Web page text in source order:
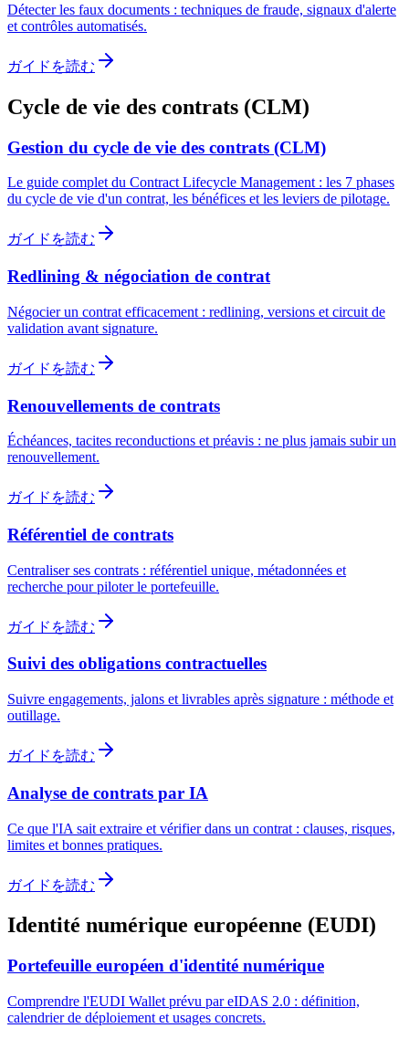
Détecter les faux documents : techniques de fraude, signaux d'alerte
et contrôles automatisés.
ガイドを読む
Cycle de vie des contrats (CLM)
Gestion du cycle de vie des contrats (CLM)
Le guide complet du Contract Lifecycle Management : les 7 phases
du cycle de vie d'un contrat, les bénéfices et les leviers de pilotage.
ガイドを読む
Redlining & négociation de contrat
Négocier un contrat efficacement : redlining, versions et circuit de
validation avant signature.
ガイドを読む
Renouvellements de contrats
Échéances, tacites reconductions et préavis : ne plus jamais subir un
renouvellement.
ガイドを読む
Référentiel de contrats
Centraliser ses contrats : référentiel unique, métadonnées et
recherche pour piloter le portefeuille.
ガイドを読む
Suivi des obligations contractuelles
Suivre engagements, jalons et livrables après signature : méthode et
outillage.
ガイドを読む
Analyse de contrats par IA
Ce que l'IA sait extraire et vérifier dans un contrat : clauses, risques,
limites et bonnes pratiques.
ガイドを読む
Identité numérique européenne (EUDI)
Portefeuille européen d'identité numérique
Comprendre l'EUDI Wallet prévu par eIDAS 2.0 : définition,
calendrier de déploiement et usages concrets.